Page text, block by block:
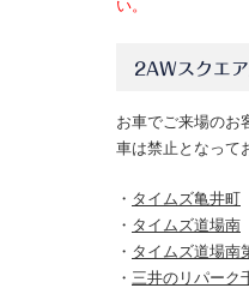
い。
2AWスクエ
お車でご来場のお
車は禁止となって
・ タイムズ亀井町
・ タイムズ道場南
・ タイムズ道場南
・ 三井のリパーク